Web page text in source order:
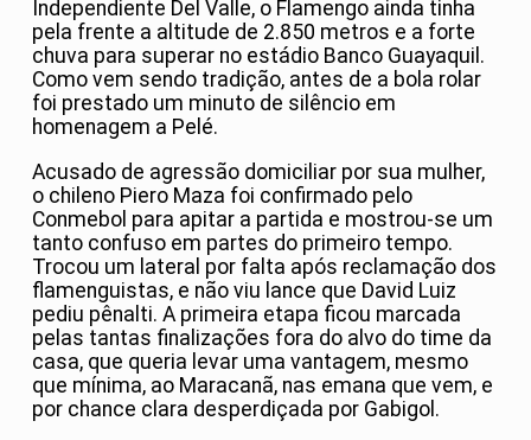
Independiente Del Valle, o Flamengo ainda tinha
pela frente a altitude de 2.850 metros e a forte
chuva para superar no estádio Banco Guayaquil.
Como vem sendo tradição, antes de a bola rolar
foi prestado um minuto de silêncio em
homenagem a Pelé.
Acusado de agressão domiciliar por sua mulher,
o chileno Piero Maza foi confirmado pelo
Conmebol para apitar a partida e mostrou-se um
tanto confuso em partes do primeiro tempo.
Trocou um lateral por falta após reclamação dos
flamenguistas, e não viu lance que David Luiz
pediu pênalti. A primeira etapa ficou marcada
pelas tantas finalizações fora do alvo do time da
casa, que queria levar uma vantagem, mesmo
que mínima, ao Maracanã, nas emana que vem, e
por chance clara desperdiçada por Gabigol.